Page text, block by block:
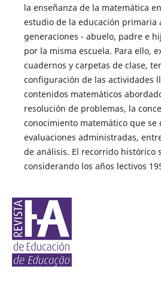
la enseñanza de la matemática
estudio de la educación primaria
generaciones - abuelo, padre e
por la misma escuela. Para ello,
cuadernos y carpetas de clase,
configuración de las actividades
contenidos matemáticos
resolución de problemas, la
conocimiento matemático que se
evaluaciones administradas,
de análisis. El recorrido histórico
considerando los años lectivos